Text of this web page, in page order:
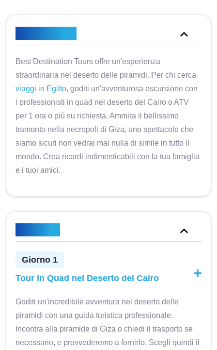
Best Destination Tours offre un'esperienza
straordinaria nel deserto delle piramidi. Per chi cerca
viaggi in Egitto, goditi un'avventurosa escursione con
i professionisti in quad nel deserto del Cairo o ATV
per 1 ora o più su richiesta. Ammira il bellissimo
tramonto nella necropoli di Giza, uno spettacolo che
siamo sicuri non vedrai mai nulla di simile in tutto il
mondo. Crea ricordi indimenticabili con la tua famiglia
e i tuoi amici.
Giorno 1
Tour in Quad nel Deserto del Cairo
Goditi un'incredibile avventura nel deserto delle
piramidi con una guida turistica professionale.
Incontra alla piramide di Giza o chiedi il trasporto se
necessario, e provvederemo a fornirlo. Scegli quindi il